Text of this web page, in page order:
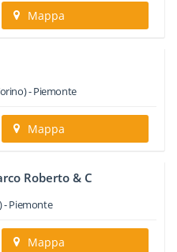
Mappa
-Piemonte
Mappa
Roberto & C
-Piemonte
Mappa